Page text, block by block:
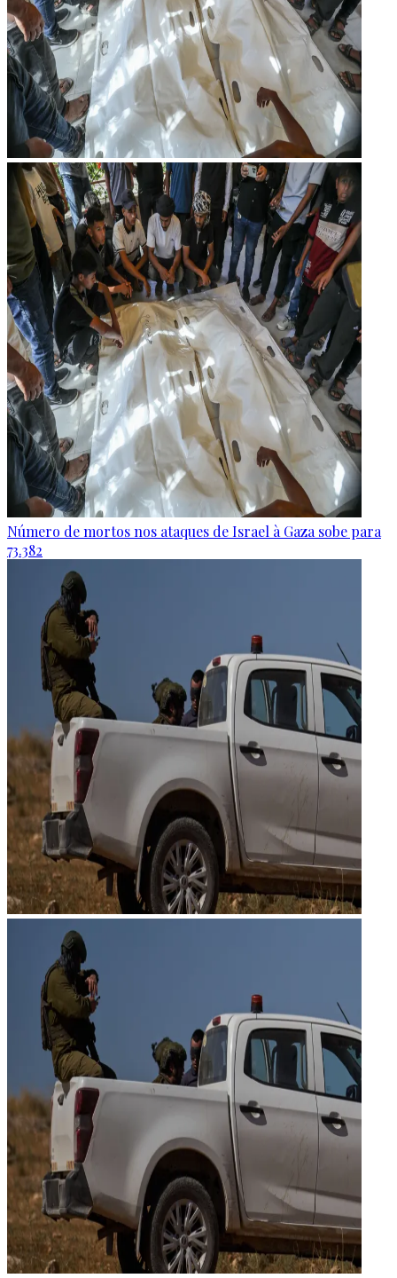
Número de mortos nos ataques de Israel à Gaza sobe para
73.382